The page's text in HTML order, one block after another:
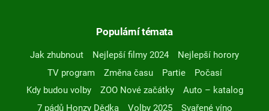
Populární témata
Jak zhubnout Nejlepší filmy 2024
Nejlepší horory
TV program
Změna času Partie
Počasí
Kdy budou volby
ZOO Nové začátky
Auto – katalog
7 pádů Honzy Dědka
Volby 2025
Svařené víno